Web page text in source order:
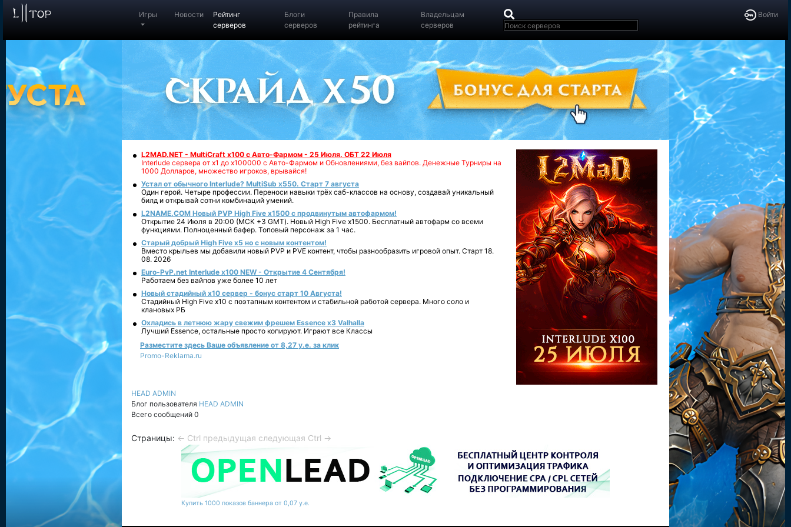
Войти
Игры Новости
Рейтинг
серверов
Блоги
серверов
Правила
рейтинга
Владельцам
серверов
L2MAD.NET - MultiCraft x100 с Авто-Фармом - 25 Июля. ОБТ 22 Июля
Interlude сервера от х1 до х100000 с Авто-Фармом и Обновлениями, без вайпов. Денежные Турниры на
1000 Долларов, множество игроков, врывайся!
Устал от обычного Interlude? MultiSub x550. Старт 7 августа
Один герой. Четыре профессии. Переноси навыки трёх саб-классов на основу, создавай уникальный
билд и открывай сотни комбинаций умений.
L2NAME.COM Новый PVP High Five x1500 с продвинутым автофармом!
Открытие 24 Июля в 20:00 (МСК +3 GMT). Новый High Five x1500. Бесплатный автофарм со всеми
функциями. Полноценный бафер. Топовый персонаж за 1 час.
Старый добрый High Five x5 но с новым контентом!
Вместо крыльев мы добавили новый PVP и PVE контент, чтобы разнообразить игровой опыт. Старт 18.
08. 2026
Euro-PvP.net Interlude х100 NEW - Открытие 4 Сентября!
Работаем без вайпов уже более 10 лет
Новый стадийный х10 сервер - бонус старт 10 Августа!
Стадийный High Five x10 с поэтапным контентом и стабильной работой сервера. Много соло и
клановых РБ
Охладись в летнюю жару свежим фрешем Essence x3 Valhalla
Лучший Essence, остальные просто копируют. Играют все Классы
Разместите здесь Ваше объявление от 8,27 у.е. за клик
Promo-Reklama.ru
HEAD ADMIN
Блог пользователя HEAD ADMIN
Всего сообщений 0
Страницы: ← Ctrl предыдущая следующая Ctrl →
Купить 1000 показов баннера от 0,07 у.е.